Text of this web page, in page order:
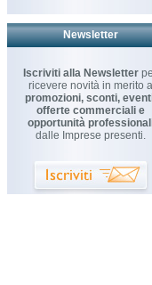
Newsletter
Iscriviti alla Newsletter
ricevere novità in merito a
promozioni, sconti,
offerte commerciali e
opportunità
dalle Imprese presenti.